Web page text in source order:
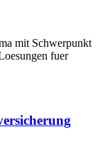
mit Schwerpunkt
fuer